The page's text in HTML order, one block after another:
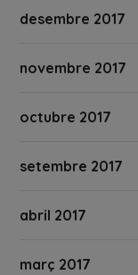
desembre 2017
novembre 2017
octubre 2017
setembre 2017
abril 2017
març 2017